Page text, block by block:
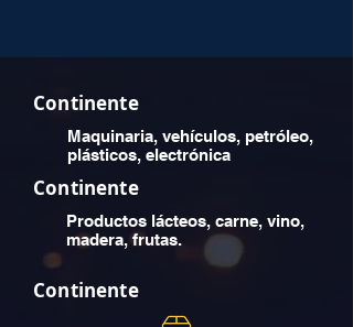
Continente
Maquinaria, vehículos, petróleo,
plásticos, electrónica
Continente
Productos lácteos, carne, vino,
madera, frutas.
Continente